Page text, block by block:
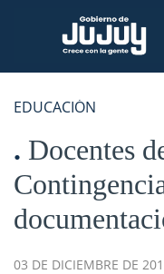
EDUCACIÓN
Docentes
03 DE DICIEMBRE DE